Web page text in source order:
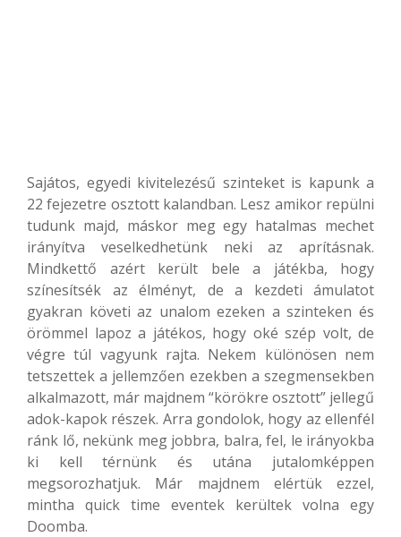
Sajátos, egyedi kivitelezésű szinteket is kapunk a
22 fejezetre osztott kalandban. Lesz amikor repülni
tudunk majd, máskor meg egy hatalmas mechet
irányítva veselkedhetünk neki az aprításnak.
Mindkettő azért került bele a játékba, hogy
színesítsék az élményt, de a kezdeti ámulatot
gyakran követi az unalom ezeken a szinteken és
örömmel lapoz a játékos, hogy oké szép volt, de
végre túl vagyunk rajta. Nekem különösen nem
tetszettek a jellemzően ezekben a szegmensekben
alkalmazott, már majdnem “körökre osztott” jellegű
adok-kapok részek. Arra gondolok, hogy az ellenfél
ránk lő, nekünk meg jobbra, balra, fel, le irányokba
ki kell térnünk és utána jutalomképpen
megsorozhatjuk. Már majdnem elértük ezzel,
mintha quick time eventek kerültek volna egy
Doomba.